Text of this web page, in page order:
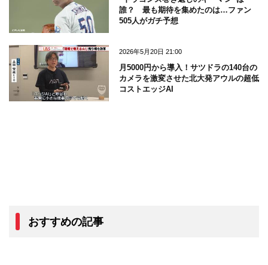
誰？ 最も期待を集めたのは…ファン
505人がガチ予想
2026年5月20日 21:00
月5000円から導入！サツドラの140台の
カメラを激変させた北大発アウルの超低
コストエッジAI
おすすめの記事